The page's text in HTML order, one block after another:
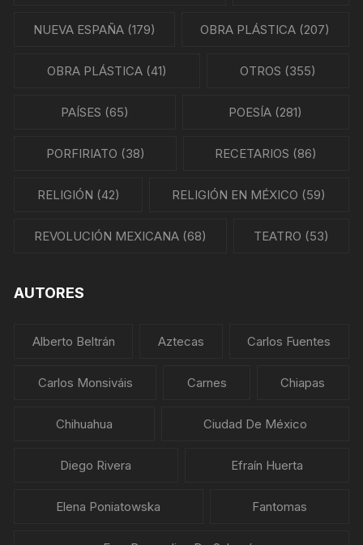
NUEVA ESPAÑA(179) OBRA PLÁSTICA (207)
OBRA PLÁSTICA (41) OTROS (355)
PAÍSES (65) POESÍA (281)
PORFIRIATO (38) RECETARIOS (86)
RELIGIÓN (42) RELIGIÓN EN MÉXICO (59)
REVOLUCIÓN MEXICANA (68) TEATRO (53)
AUTORES
Alberto Beltrán Aztecas Carlos Fuentes
Carlos Monsiváis Carnes Chiapas
Chihuahua Ciudad De México
Diego Rivera Efraín Huerta
Elena Poniatowska Fantomas